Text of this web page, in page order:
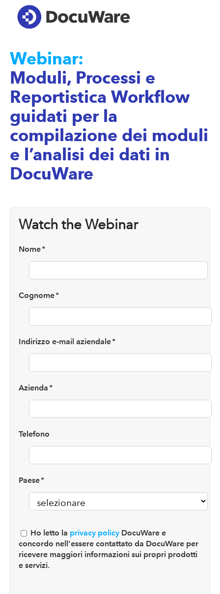
Webinar:
Moduli, Processi e
Reportistica Workflow
guidati per la
compilazione dei moduli
e l’analisi dei dati in
DocuWare
Watch the Webinar
Nome*
Cognome*
Indirizzo e-mail aziendale*
Azienda*
Telefono
Paese*
Ho letto la privacy policy DocuWare e
concordo nell'essere contattato da DocuWare per
ricevere maggiori informazioni sui propri prodotti
e servizi.